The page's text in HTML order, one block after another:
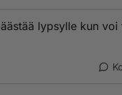
lypsylle kun voi